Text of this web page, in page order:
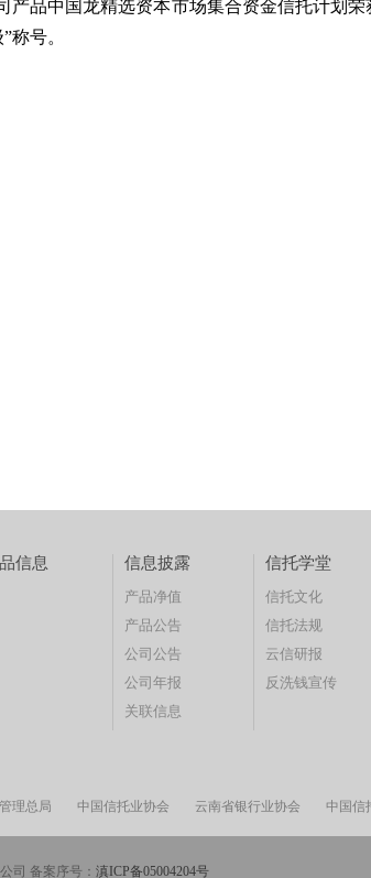
产品中国龙精选资本市场集合资金信托计划
称号。
信息 信息披露
产品净值
产品公告
公司公告
公司年报
关联信息
信托学堂
信托文化
信托法规
云信研报
反洗钱宣传
理总局 中国信托业协会 云南省银行业协会 中国信
司 备案序号： 滇ICP备05004204号